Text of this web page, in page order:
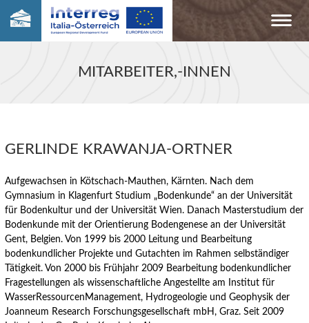
MITARBEITER,-INNEN
GERLINDE KRAWANJA-ORTNER
Aufgewachsen in Kötschach-Mauthen, Kärnten. Nach dem
Gymnasium in Klagenfurt Studium „Bodenkunde“ an der Universität
für Bodenkultur und der Universität Wien. Danach Masterstudium der
Bodenkunde mit der Orientierung Bodengenese an der Universität
Gent, Belgien. Von 1999 bis 2000 Leitung und Bearbeitung
bodenkundlicher Projekte und Gutachten im Rahmen selbständiger
Tätigkeit. Von 2000 bis Frühjahr 2009 Bearbeitung bodenkundlicher
Fragestellungen als wissenschaftliche Angestellte am Institut für
WasserRessourcenManagement, Hydrogeologie und Geophysik der
Joanneum Research Forschungsgesellschaft mbH, Graz. Seit 2009